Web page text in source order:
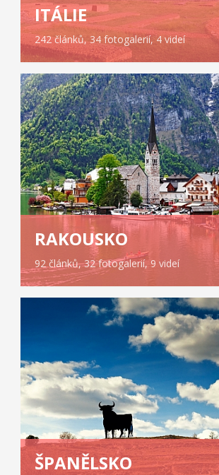
ITÁLIE
242 článků, 34 fotogalerií, 4 videí
RAKOUSKO
92 článků, 32 fotogalerií, 9 videí
ŠPANĚLSKO